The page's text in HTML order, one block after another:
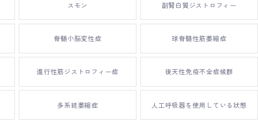
スモン 副腎白質ジストロフィー
脊髄小脳変性症 球脊髓性筋萎縮症
進行性筋ジストロフィー症 後天性免疫不全症候群
多系統萎縮症 人工呼吸器を使用している状態